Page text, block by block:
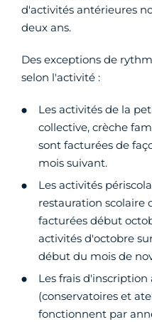
d'activités antérieures
deux ans.
Des exceptions de
selon l'activité :
Les activités de la
collective, crèche
sont facturées de
mois suivant.
Les activités
restauration scolaire
facturées début
activités d'octobre
début du mois de
Les frais
(conservatoires et
fonctionnent par